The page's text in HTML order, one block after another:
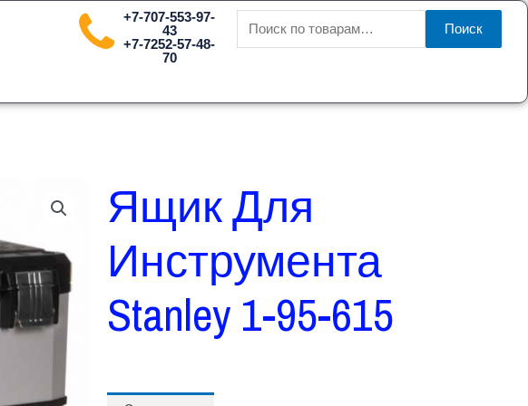
+7-707-553-97-
43
+7-7252-57-48-
70
Искать:
Поиск
Ящик Для
Инструмента
Stanley 1-95-615